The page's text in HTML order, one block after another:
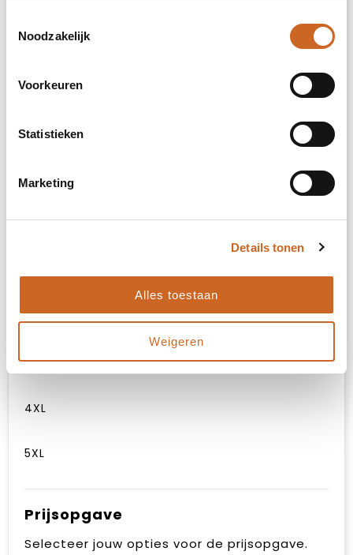
Noodzakelijk
Voorkeuren
Statistieken
Marketing
Details tonen
Alles toestaan
Weigeren
3. Kies je maat
XS
S
M
XL
XXL
3XL
4XL
5XL
Prijsopgave
Selecteer jouw opties voor de prijsopgave.